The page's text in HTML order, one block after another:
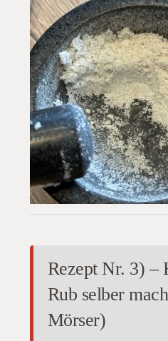
Rezept Nr. 3) –
Rub selber
Mörser)